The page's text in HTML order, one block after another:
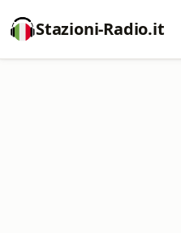
Stazioni-Radio.it